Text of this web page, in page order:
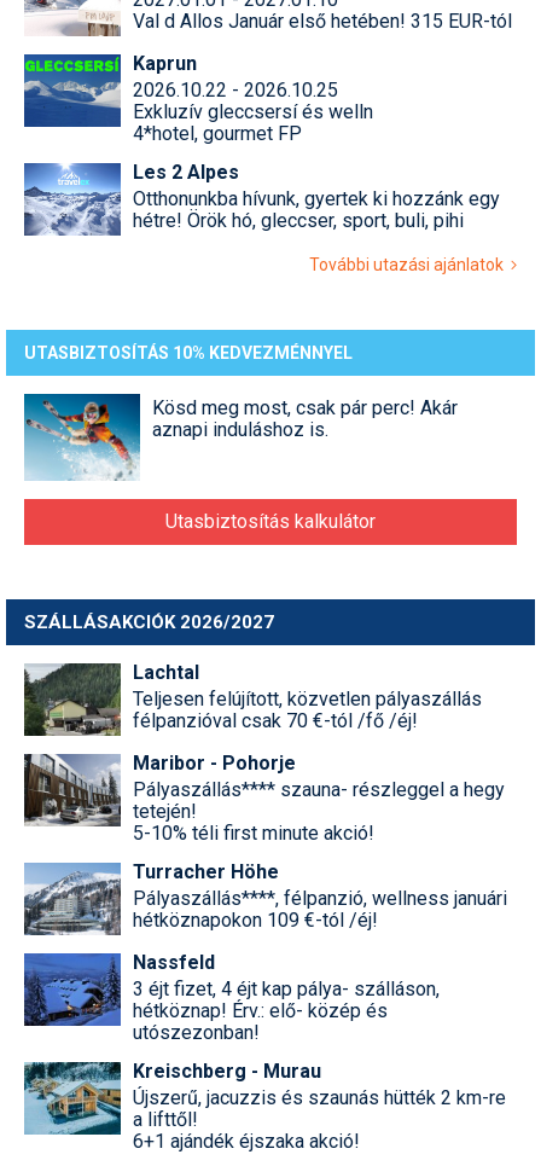
Val d Allos Január első hetében! 315 EUR-tól
Kaprun
2026.10.22 - 2026.10.25
Exkluzív gleccsersí és welln
4*hotel, gourmet FP
Les 2 Alpes
Otthonunkba hívunk, gyertek ki hozzánk egy
hétre! Örök hó, gleccser, sport, buli, pihi
További utazási ajánlatok
UTASBIZTOSÍTÁS 10% KEDVEZMÉNNYEL
Kösd meg most, csak pár perc! Akár
aznapi induláshoz is.
Utasbiztosítás kalkulátor
SZÁLLÁSAKCIÓK 2026/2027
Lachtal
Teljesen felújított, közvetlen pályaszállás
félpanzióval csak 70 €-tól /fő /éj!
Maribor - Pohorje
Pályaszállás**** szauna- részleggel a hegy
tetején!
5-10% téli first minute akció!
Turracher Höhe
Pályaszállás****, félpanzió, wellness januári
hétköznapokon 109 €-tól /éj!
Nassfeld
3 éjt fizet, 4 éjt kap pálya- szálláson,
hétköznap! Érv.: elő- közép és
utószezonban!
Kreischberg - Murau
Újszerű, jacuzzis és szaunás hütték 2 km-re
a lifttől!
6+1 ajándék éjszaka akció!